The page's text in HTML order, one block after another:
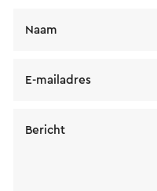
Naam
E-mailadres
Bericht